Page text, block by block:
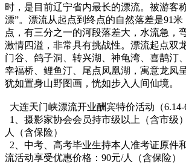
时，是目前辽宁省内最长的漂流。被游客
漂”。漂流从起点到终点的自然落差是91
点，有三分之一的河段落差大，水流急，
激情四溢，非常具有挑战性。漂流起点双
门谷、鸽子洞、转兴湖、神龟湾、喜鹊汀
幸福桥、鲤鱼汀、尾点凤凰湖，寓意龙凤
犹如置身山野图画，恍如步入人间仙境。
大连天门峡漂流开业酬宾特价活动（6.14-
1、摄影家协会会员持市级以上（含市级
人（含保险）
2、中考、高考毕业生持本人准考证原件
流活动享受优惠价格：90元/人（含保险）